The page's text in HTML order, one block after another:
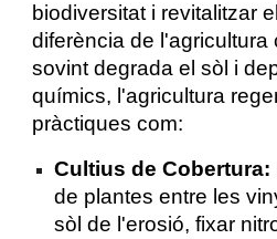
biodiversitat i revitalitzar
diferència de l'agricultura
sovint degrada el sòl i
químics, l'agricultura
pràctiques com:
Cultius de Cobertura:
de plantes entre les
sòl de l'erosió, fixar